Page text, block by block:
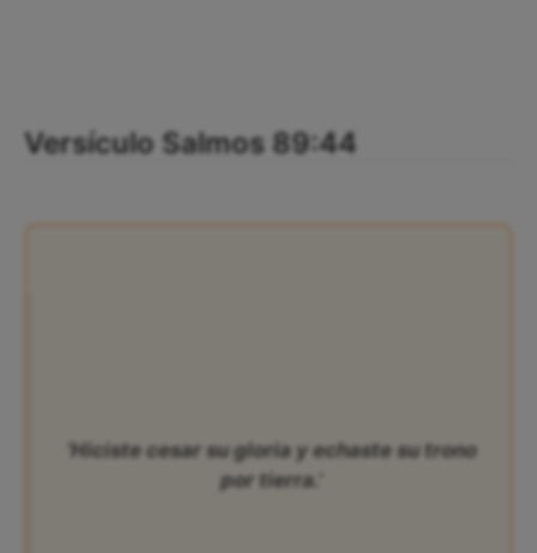
Versículo Salmos 89:44
‘Hiciste cesar su gloria y echaste su trono
por tierra.’